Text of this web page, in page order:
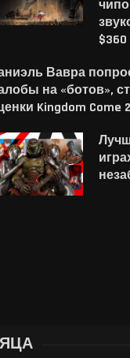
18 Pro может
дороже и
приблизиться к...
6 августа, 2026
$360
Вавра
на «ботов»,
Kingdom Come